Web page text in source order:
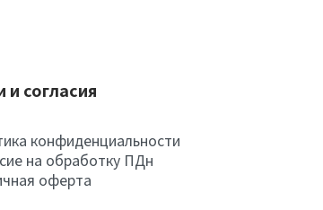
и согласия
конфиденциальности
на обработку ПДн
оферта